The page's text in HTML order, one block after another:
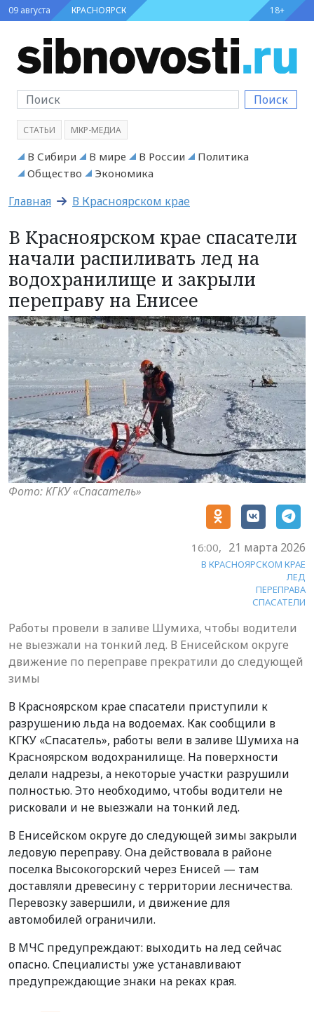
09 августа КРАСНОЯРСК 18+
Поиск
СТАТЬИ МКР-МЕДИА
В Сибири В мире В России
Политика
Общество
Экономика
Главная В Красноярском крае
В Красноярском крае спасатели
начали распиливать лед на
водохранилище и закрыли
переправу на Енисее
Фото: КГКУ «Спасатель»
16:00, 21 марта 2026
В КРАСНОЯРСКОМ КРАЕ
ЛЕД
ПЕРЕПРАВА
СПАСАТЕЛИ
Работы провели в заливе Шумиха, чтобы водители
не выезжали на тонкий лед. В Енисейском округе
движение по переправе прекратили до следующей
зимы
В Красноярском крае спасатели приступили к
разрушению льда на водоемах. Как сообщили в
КГКУ «Спасатель», работы вели в заливе Шумиха на
Красноярском водохранилище. На поверхности
делали надрезы, а некоторые участки разрушили
полностью. Это необходимо, чтобы водители не
рисковали и не выезжали на тонкий лед.
В Енисейском округе до следующей зимы закрыли
ледовую переправу. Она действовала в районе
поселка Высокогорский через Енисей — там
доставляли древесину с территории лесничества.
Перевозку завершили, и движение для
автомобилей ограничили.
В МЧС предупреждают: выходить на лед сейчас
опасно. Специалисты уже устанавливают
предупреждающие знаки на реках края.